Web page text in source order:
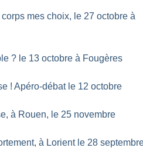
mes choix, le 27 octobre à
? le 13 octobre à Fougères
! Apéro-débat le 12 octobre
à Rouen, le 25 novembre
à Lorient le 28